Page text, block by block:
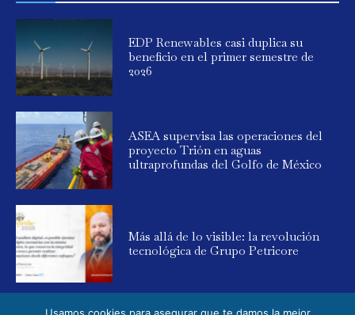
EDP Renewables casi duplica su
beneficio en el primer semestre de
2026
ASEA supervisa las operaciones del
proyecto Trión en aguas
ultraprofundas del Golfo de México
Más allá de lo visible: la revolución
tecnológica de Grupo Petricore